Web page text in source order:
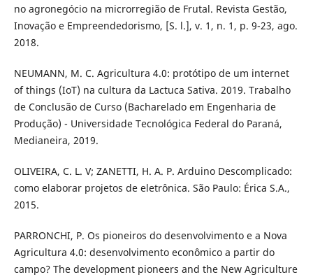
no agronegócio na microrregião de Frutal. Revista Gestão,
Inovação e Empreendedorismo, [S. l.], v. 1, n. 1, p. 9-23, ago.
2018.
NEUMANN, M. C. Agricultura 4.0: protótipo de um internet
of things (IoT) na cultura da Lactuca Sativa. 2019. Trabalho
de Conclusão de Curso (Bacharelado em Engenharia de
Produção) - Universidade Tecnológica Federal do Paraná,
Medianeira, 2019.
OLIVEIRA, C. L. V; ZANETTI, H. A. P. Arduino Descomplicado:
como elaborar projetos de eletrônica. São Paulo: Érica S.A.,
2015.
PARRONCHI, P. Os pioneiros do desenvolvimento e a Nova
Agricultura 4.0: desenvolvimento econômico a partir do
campo? The development pioneers and the New Agriculture